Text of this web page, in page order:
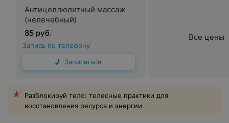
Антицеллюлитный массаж
(нелечебный)
85 руб.
Запись по телефону
Записаться
Все цены
Разблокируй тело: телесные практики для
восстановления ресурса и энергии